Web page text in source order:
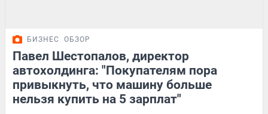
БИЗНЕС ОБЗОР
Павел Шестопалов, директор
автохолдинга: "Покупателям пора
привыкнуть, что машину больше
нельзя купить на 5 зарплат"